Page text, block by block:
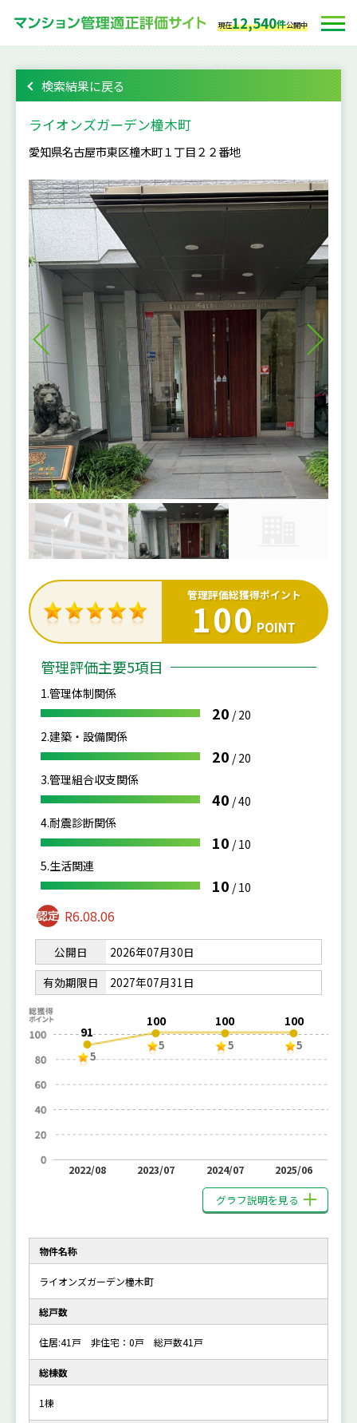
現在12,540件公開中
検索結果に戻る
ライオンズガーデン橦木町
愛知県名古屋市東区橦木町１丁目２２番地
管理評価総獲得ポイント
100 POINT
管理評価主要5項目
1.管理体制関係
20 /20
2.建築・設備関係
20 /20
3.管理組合収支関係
40 /40
4.耐震診断関係
10 /10
5.生活関連
10 /10
R6.08.06
公開日
2026年07月30日
有効期限日
2027年07月31日
91
5
2022/08
100
5
2023/07
100
5
2024/07
100
5
2025/06
グラフ説明を見る
物件名称
ライオンズガーデン橦木町
総戸数
住居:41戸 非住宅：0戸 総戸数41戸
総棟数
1棟